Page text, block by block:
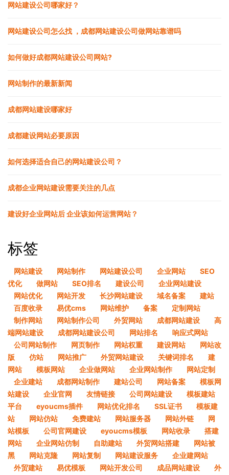
网站建设公司哪家好？
网站建设公司怎么找 ，成都网站建设公司做网站靠谱吗
如何做好成都网站建设公司网站?
网站制作的最新新闻
成都网站建设哪家好
成都建设网站必要原因
如何选择适合自己的网站建设公司？
成都企业网站建设需要关注的几点
建设好企业网站后 企业该如何运营网站？
标签
网站建设 网站制作 网站建设公司 企业网站
SEO
优化
做网站 SEO排名 建设公司
企业网站建设
网站优化
网站开发 长沙网站建设 域名备案
建站
百度收录
易优cms 网站维护 备案
定制网站
制作网站
网站制作公司 外贸网站 成都网站建设
高
端网站建设
成都网站建设公司 网站排名
响应式网站
公司网站制作
网页制作 网站权重 建设网站
网站改
版
仿站 网站推广 外贸网站建设 关键词排名
建
网站
模板网站 企业做网站 企业网站制作
网站定制
企业建站
成都网站制作 建站公司 网站备案
模板网
站建设
企业官网 友情链接 公司网站建设
模板建站
平台
eyoucms插件 网站优化排名 SSL证书
模板建
站
网站仿站 免费建站 网站服务器 网站外链
网
站模板
公司官网建设 eyoucms模板 网站收录
搭建
网站
企业网站仿制 自助建站 外贸网站搭建
网站被
黑
网站克隆 网站复制 网站建设服务
企业建网站
外贸建站
易优模板 网站开发公司 成品网站建设
外